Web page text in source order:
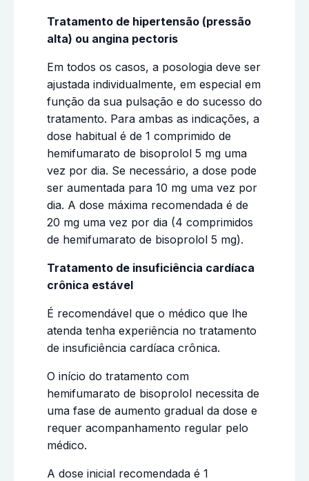
Tratamento de hipertensão (pressão
alta) ou angina pectoris
Em todos os casos, a posologia deve ser
ajustada individualmente, em especial em
função da sua pulsação e do sucesso do
tratamento. Para ambas as indicações, a
dose habitual é de 1 comprimido de
hemifumarato de bisoprolol 5 mg uma
vez por dia. Se necessário, a dose pode
ser aumentada para 10 mg uma vez por
dia. A dose máxima recomendada é de
20 mg uma vez por dia (4 comprimidos
de hemifumarato de bisoprolol 5 mg).
Tratamento de insuficiência cardíaca
crônica estável
É recomendável que o médico que lhe
atenda tenha experiência no tratamento
de insuficiência cardíaca crônica.
O início do tratamento com
hemifumarato de bisoprolol necessita de
uma fase de aumento gradual da dose e
requer acompanhamento regular pelo
médico.
A dose inicial recomendada é 1